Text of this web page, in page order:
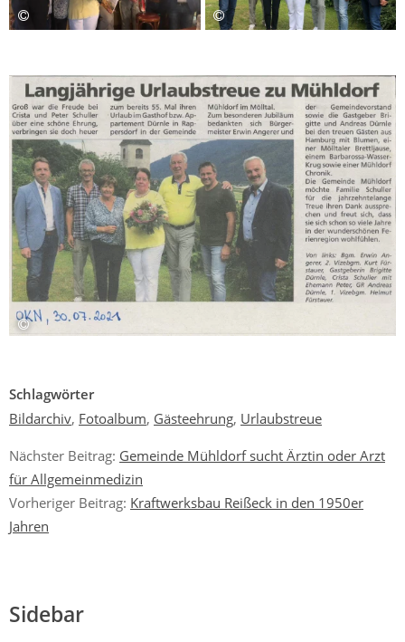
Schlagwörter
Bildarchiv, Fotoalbum, Gästeehrung, Urlaubstreue
Nächster Beitrag: Gemeinde Mühldorf sucht Ärztin oder Arzt
für Allgemeinmedizin
Vorheriger Beitrag: Kraftwerksbau Reißeck in den 1950er
Jahren
Sidebar